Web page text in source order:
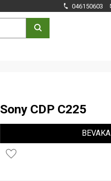
046150603
Sony CDP C225
Lägg till i favoriter
BEVAKA